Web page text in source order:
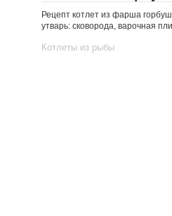
Рецепт котлет из фарша
утварь: сковорода, варочная
Котлеты из рыбы